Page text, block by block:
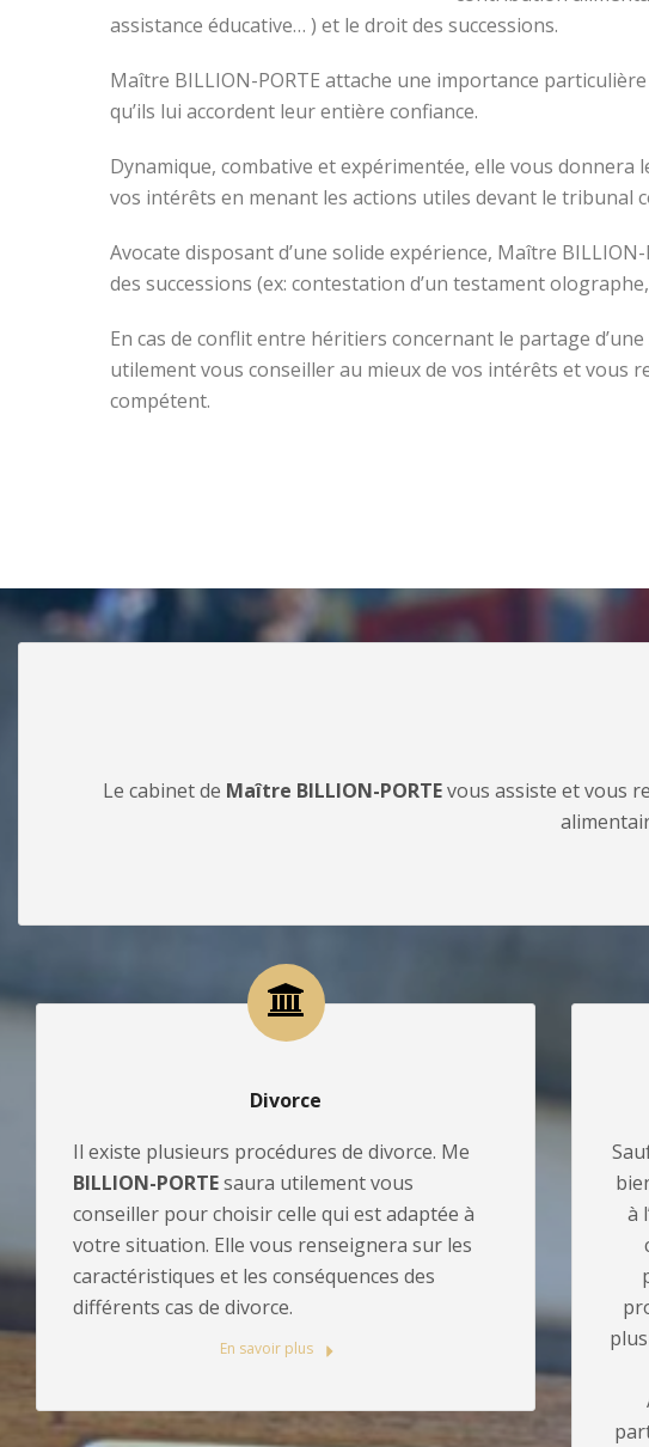
assistance éducative… ) et le droit des successions.
Maître BILLION-PORTE attache une importance
qu’ils lui accordent leur entière confiance.
Dynamique, combative et expérimentée, elle vous donnera
vos intérêts en menant les actions utiles devant le tribunal
Avocate disposant d’une solide expérience, Maître
des successions (ex: contestation d’un testament
En cas de conflit entre héritiers concernant le partage
utilement vous conseiller au mieux de vos intérêts et vous
compétent.
Le cabinet de Maître BILLION-PORTEvous assiste et vous
Divorce
Il existe plusieurs procédures de divorce. Me
BILLION-PORTEsaura utilement vous
conseiller pour choisir celle qui est adaptée à
votre situation. Elle vous renseignera sur les
caractéristiques et les conséquences des
différents cas de divorce.
En savoir plus
à